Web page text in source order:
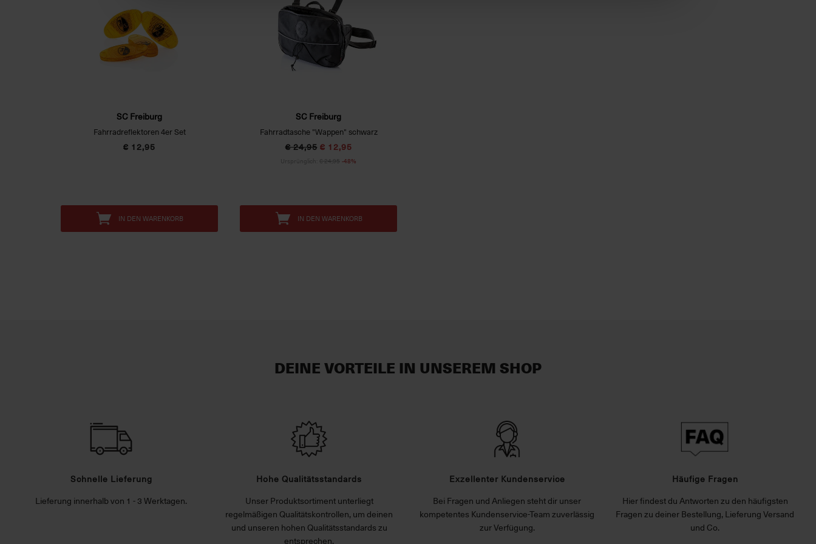
SC Freiburg
Fahrradreflektoren 4er Set
€ 12,95
IN DEN WARENKORB
SC Freiburg
Fahrradtasche "Wappen" schwarz
€ 24,95 € 12,95
-48%
IN DEN WARENKORB
DEINE VORTEILE IN UNSEREM SHOP
Schnelle Lieferung
Lieferung innerhalb von 1 - 3 Werktagen.
Hohe Qualitätsstandards
Unser Produktsortiment unterliegt
regelmäßigen Qualitätskontrollen, um deinen
und unseren hohen Qualitätsstandards zu
entsprechen.
Exzellenter Kundenservice
Bei Fragen und Anliegen steht dir unser
kompetentes Kundenservice-Team zuverlässig
zur Verfügung.
Häufige Fragen
Hier findest du Antworten zu den häufigsten
Fragen zu deiner Bestellung, Lieferung Versand
und Co.